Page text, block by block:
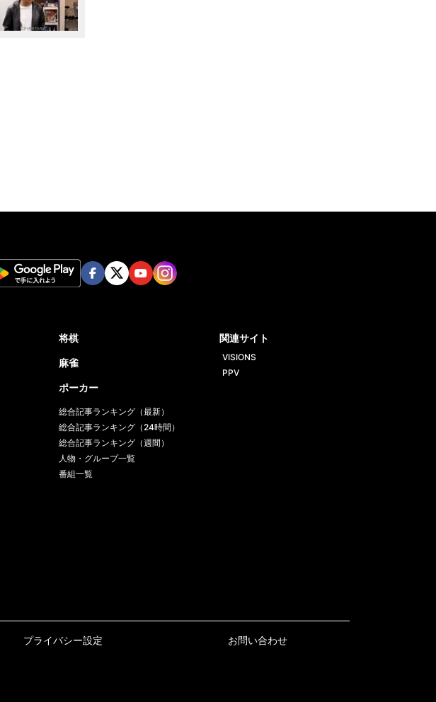
将棋
麻雀
ポーカー
総合記事ランキング（最新）
総合記事ランキング（24時間）
総合記事ランキング（週間）
人物・グループ一覧
番組一覧
関連サイト
VISIONS
PPV
プライバシー設定 お問い合わせ